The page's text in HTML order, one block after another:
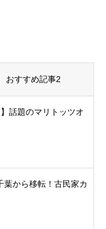
おすすめ記事2
話題のマリトッツオ
葉から移転！古民家カ